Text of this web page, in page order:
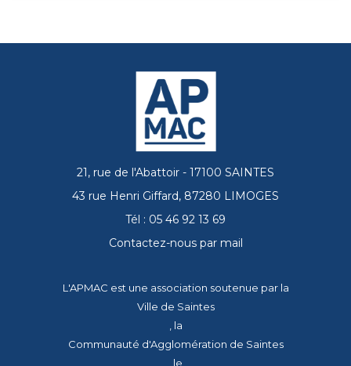
21, rue de l'Abattoir - 17100 SAINTES
43 rue Henri Giffard, 87280 LIMOGES
Tél : 05 46 92 13 69
Contactez-nous par mail
L'APMAC est une association soutenue par la
Ville de Saintes
, la
Communauté d'Agglomération de Saintes
, le